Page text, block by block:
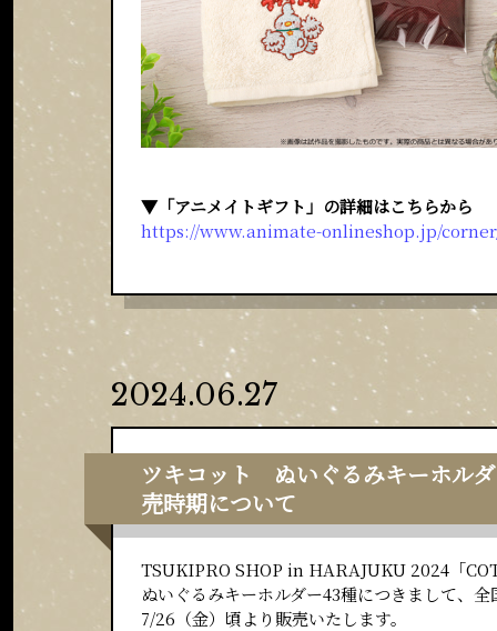
▼「アニメイトギフト」の詳細はこちらから
https://www.animate-onlineshop.jp/
2024.06.27
ツキコット ぬいぐるみキーホル
売時期について
TSUKIPRO SHOP in HARAJUKU 2024「
ぬいぐるみキーホルダー43種につきまして、
7/26（金）頃より販売いたします。